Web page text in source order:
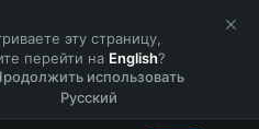
эту страницу,
перейти на English?
использовать
Русский